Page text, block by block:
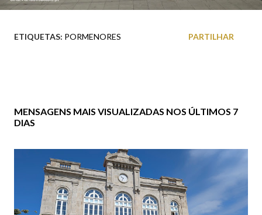
ETIQUETAS: PORMENORES PARTILHAR
MENSAGENS MAIS VISUALIZADAS NOS ÚLTIMOS 7
DIAS